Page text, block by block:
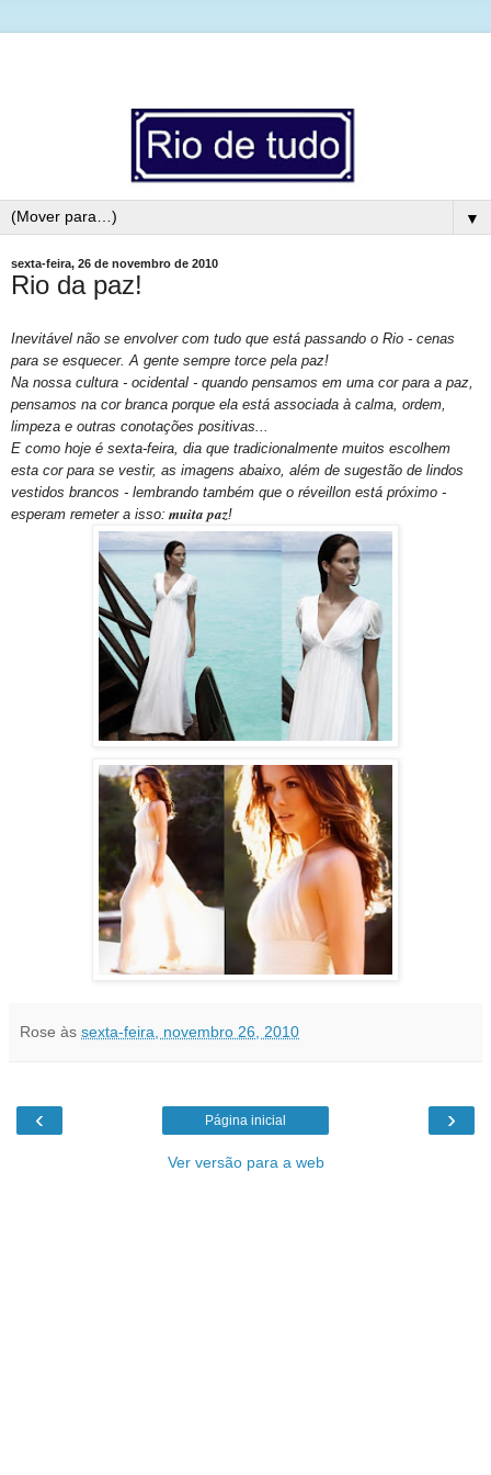
▼
sexta-feira, 26 de novembro de 2010
Rio da paz!
Inevitável não se envolver com tudo que está passando o Rio - cenas
para se esquecer. A gente sempre torce pela paz!
Na nossa cultura - ocidental - quando pensamos em uma cor para a paz,
pensamos na cor branca porque ela está associada à calma, ordem,
limpeza e outras conotações positivas...
E como hoje é sexta-feira, dia que tradicionalmente muitos escolhem
esta cor para se vestir, as imagens abaixo, além de sugestão de lindos
vestidos brancos - lembrando também que o réveillon está próximo -
esperam remeter a isso: muita paz!
Rose às sexta-feira, novembro 26, 2010
‹ ›
Página inicial
Ver versão para a web